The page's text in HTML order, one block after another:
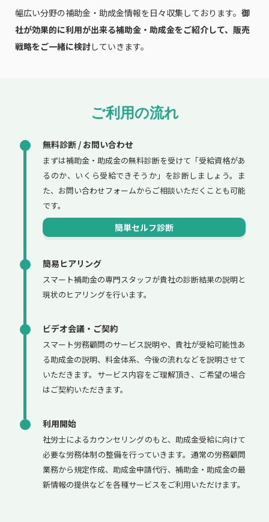
幅広い分野の補助金・助成金情報を日々収集しております。 御
社が効果的に利用が出来る補助金・助成金をご紹介して、販売
戦略をご一緒に検討していきます。
ご利用の流れ
無料診断 / お問い合わせ
まずは補助金・助成金の無料診断を受けて「受給資格があ
るのか、いくら受給できそうか」を診断しましょう。ま
た、お問い合わせフォームからご相談いただくことも可能
です。
簡単セルフ診断
簡易ヒアリング
スマート補助金の専門スタッフが貴社の診断結果の説明と
現状のヒアリングを行います。
ビデオ会議・ご契約
スマート労務顧問のサービス説明や、貴社が受給可能性あ
る助成金の説明、料金体系、今後の流れなどを説明させて
いただきます。サービス内容をご理解頂き、ご希望の場合
はご契約いただきます。
利用開始
社労士によるカウンセリングのもと、助成金受給に向けて
必要な労務体制の整備を行っていきます。通常の労務顧問
業務から規定作成、助成金申請代行、補助金・助成金の最
新情報の提供などを各種サービスをご利用いただけます。